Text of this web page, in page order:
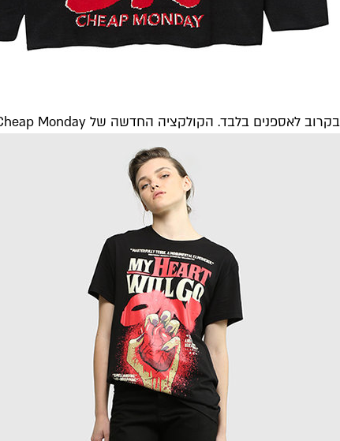
בקרוב לאספנים בלבד. הקולקציה החדשה של Cheap Monday. צילום: שי ניבורג